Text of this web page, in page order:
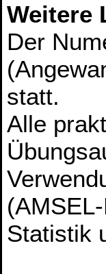
Weitere
Der
statt.
Alle
Statistik